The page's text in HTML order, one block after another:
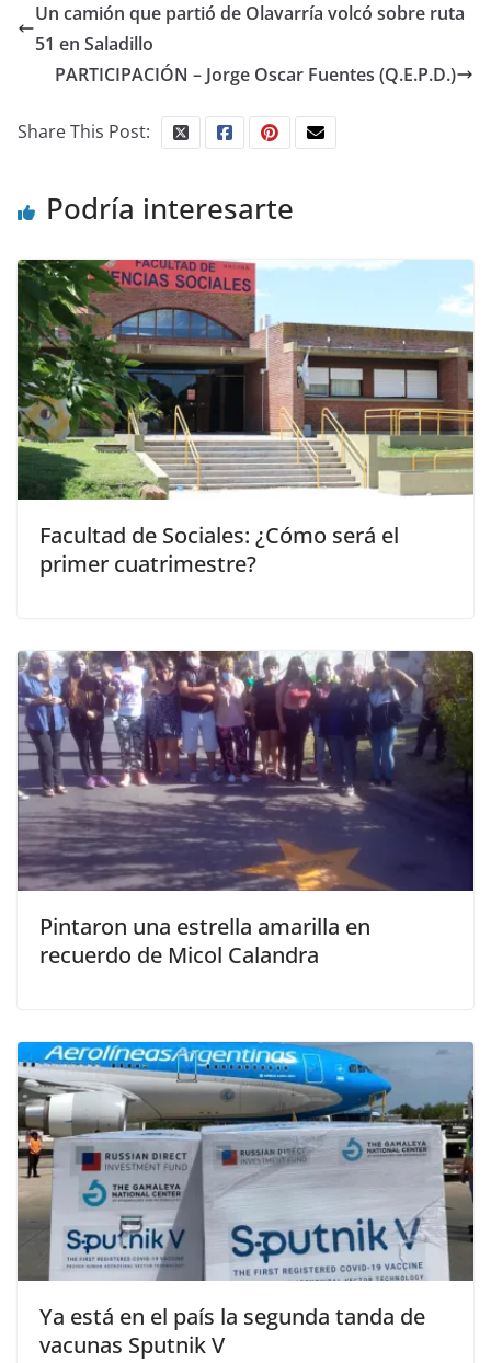
Un camión que partió de Olavarría volcó sobre ruta
51 en Saladillo
PARTICIPACIÓN – Jorge Oscar Fuentes (Q.E.P.D.)
Share This Post:
Podría interesarte
Facultad de Sociales: ¿Cómo será el
primer cuatrimestre?
Pintaron una estrella amarilla en
recuerdo de Micol Calandra
Ya está en el país la segunda tanda de
vacunas Sputnik V